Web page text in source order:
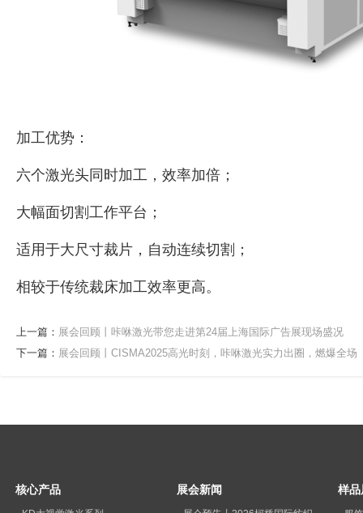
加工优势：
六个激光头同时加工，效率加倍；
大幅面切割工作平台；
适用于大尺寸裁片，自动连续切割；
相较于传统裁床加工效率更高。
上一篇： 展会回顾丨咔咻激光带您走进第24届上海国际广告展现场盛况
下一篇： 展会回顾丨CISMA2025高光时刻，咔咻激光实力出圈，燃爆全场
核心产品 展会新闻 样品